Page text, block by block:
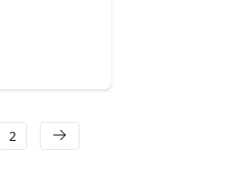
2